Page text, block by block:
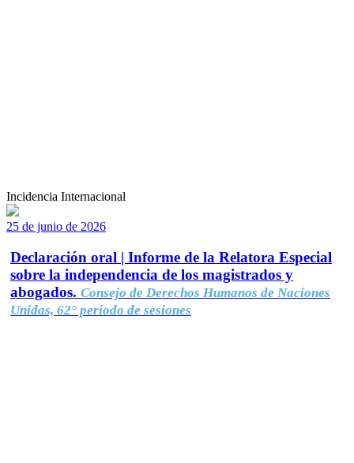
Incidencia Internacional
25 de junio de 2026
Declaración oral | Informe de la Relatora Especial
sobre la independencia de los magistrados y
abogados. Consejo de Derechos Humanos de Naciones
Unidas, 62° período de sesiones